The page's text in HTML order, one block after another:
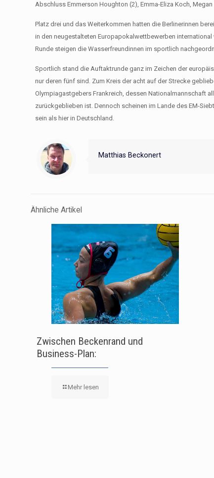
Abschluss Emmerson Houghton (2), Emma-Eliza Koch,
Platz drei und das Weiterkommen hatten die Berlinerinnen
in den neugestalteten Europapokalwettbewerben
Runde steigen die Wasserfreundinnen im sportlich
Sportlich stand die Auftaktrunde ganz im Zeichen der
nur deren fünf sind. Zum Kreis der acht auf der Strecke
Olympiagastgebers Frankreich, dessen Nationalmannschaft
zurückgeblieben ist. Dennoch scheinen im Lande des EM-
sein als hier in Deutschland.
Matthias Beckonert
Ähnliche Artikel
Zwischen Beckenrand und
Business-Plan:
Mehr lesen